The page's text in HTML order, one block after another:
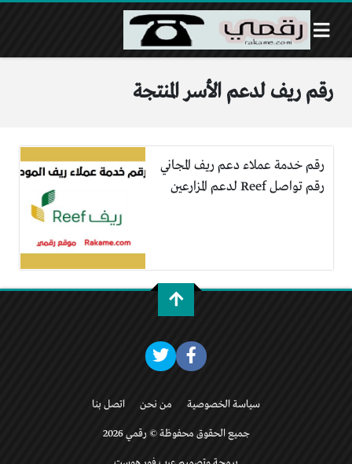
رقم ريف لدعم الأسر المنتجة
رقم خدمة عملاء دعم ريف المجاني
رقم تواصل Reef لدعم المزارعين
سياسة الخصوصية من نحن اتصل بنا
جميع الحقوق محفوظة © رقمي 2026